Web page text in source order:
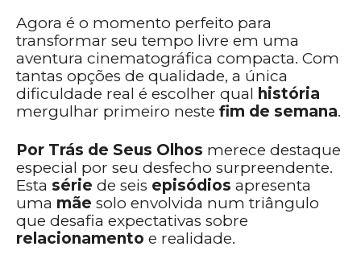
Agora é o momento perfeito para
transformar seu tempo livre em uma
aventura cinematográfica compacta. Com
tantas opções de qualidade, a única
dificuldade real é escolher qual história
mergulhar primeiro neste fim de semana.
Por Trás de Seus Olhos merece destaque
especial por seu desfecho surpreendente.
Esta série de seis episódios apresenta
uma mãe solo envolvida num triângulo
que desafia expectativas sobre
relacionamento e realidade.